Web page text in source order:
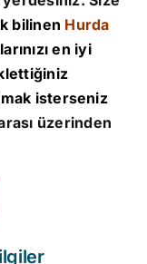
bilinen Hurda
en iyi
isterseniz
üzerinden